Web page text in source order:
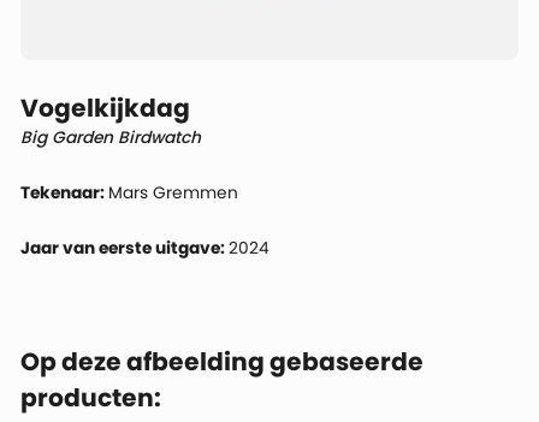
Vogelkijkdag
Big Garden Birdwatch
Tekenaar: Mars Gremmen
Jaar van eerste uitgave:2024
Op deze afbeelding gebaseerde
producten: